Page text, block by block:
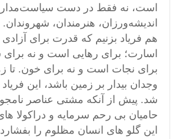
است، نه فقط در دست
اندیشه‌ورزان، هنرمندان، شهروندان.
هم فریاد بزنیم که قدرت برای
اسارت؛ برای رهایی است و نه برای
برای نجات است و نه برای خون. تا
وجدان بیدار بر زمین باشد، این
شد. پیش از آنکه مشتی عناصر
حامیان بی رحم سرمایه و دراکولا
این گلو های انسان مظلوم را